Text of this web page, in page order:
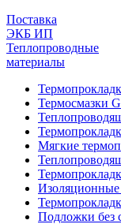
Поставка
ЭКБ ИП
Теплопроводные
материалы
Термосмазки
Мягкие
Изоляционные
Подложки без